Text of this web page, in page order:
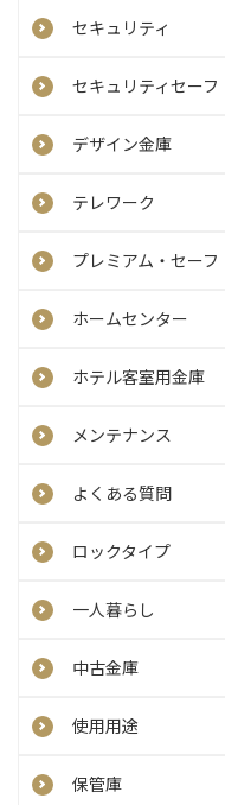
セキュリティ
セキュリティセーフ
デザイン金庫
テレワーク
プレミアム・セーフ
ホームセンター
ホテル客室用金庫
メンテナンス
よくある質問
ロックタイプ
一人暮らし
中古金庫
使用用途
保管庫